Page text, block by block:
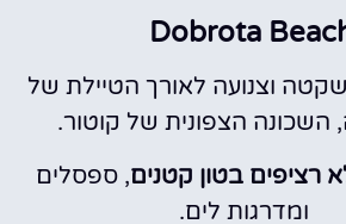
Dobrota
וצנועה לאורך הטיילת של
השכונה הצפונית של קוטור.
רציפים בטון קטנים, ספסלים
ומדרגות לים.